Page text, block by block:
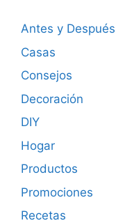
Antes y Después
Casas
Consejos
Decoración
DIY
Hogar
Productos
Promociones
Recetas